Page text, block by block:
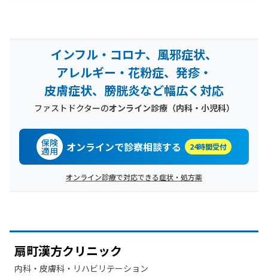
インフル・コロナ、風邪症状、
アレルギー・花粉症、発疹・
皮膚症状、膀胱炎など幅広く対応
ファストドクターのオンライン診療（内科・小児科）
保険
適用 オンラインで診察相談する 24時間受付
オンライン診療で対応できる症状・処方薬
扇町漢方クリニック
内科・​皮膚科・​リハビリテーション